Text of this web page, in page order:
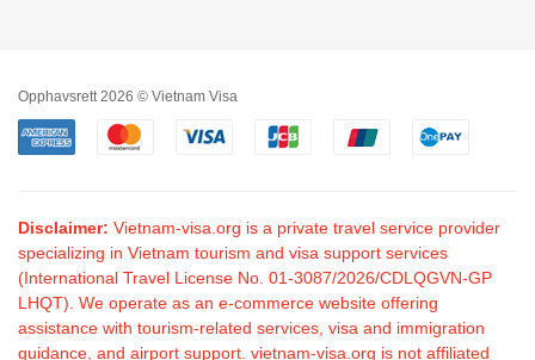
Opphavsrett 2026 © Vietnam Visa
Disclaimer: Vietnam-visa.org is a private travel service provider
specializing in Vietnam tourism and visa support services
(International Travel License No. 01-3087/2026/CDLQGVN-GP
LHQT). We operate as an e-commerce website offering
assistance with tourism-related services, visa and immigration
guidance, and airport support. vietnam-visa.org is not affiliated